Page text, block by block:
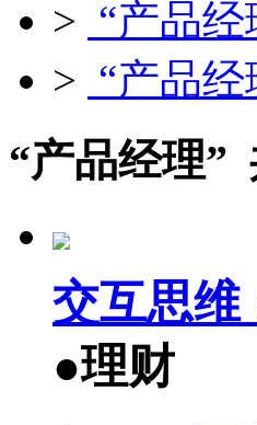
> “产品
> “产品
“产品经理”
交互思维
●理财